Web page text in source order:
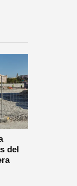
del